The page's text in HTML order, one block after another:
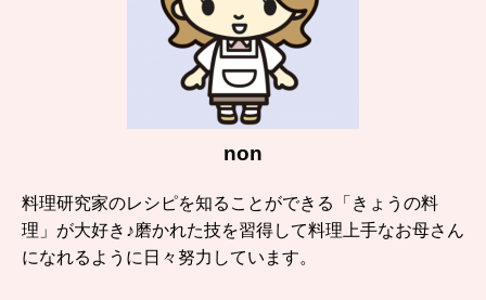
non
料理研究家のレシピを知ることができる「きょうの料
理」が大好き♪磨かれた技を習得して料理上手なお母さん
になれるように日々努力しています。